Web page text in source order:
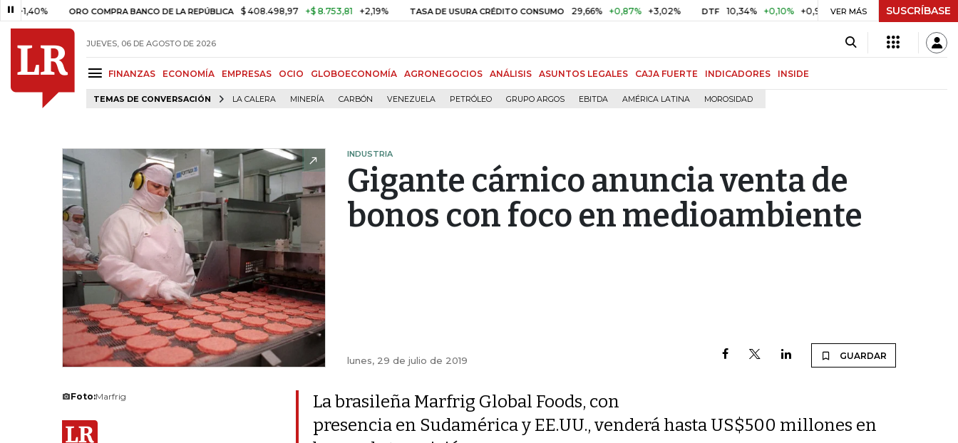
ORO COMPRA BANCO DE LA REPÚBLICA $ 408.498,97 +$ 8.753,81 +2,19% TASA DE USURA CRÉDITO CONSUMO 29,66% +0,87% +3,02% DTF 10,34% +0,10% +0,98% UVR $ 416,91 +$ 0,05 +0,01%
VER MÁS SUSCRÍBASE
JUEVES, 06 DE AGOSTO DE 2026
FINANZAS ECONOMÍA EMPRESAS OCIO GLOBOECONOMÍA AGRONEGOCIOS ANÁLISIS ASUNTOS LEGALES CAJA FUERTE INDICADORES INSIDE
TEMAS DE CONVERSACIÓN LA CALERA MINERÍA CARBÓN VENEZUELA PETRÓLEO GRUPO ARGOS EBITDA AMÉRICA LATINA MOROSIDAD
INDUSTRIA
Gigante cárnico anuncia venta de
bonos con foco en medioambiente
lunes, 29 de julio de 2019 GUARDAR
Foto:Marfrig
La brasileña Marfrig Global Foods, con
presencia en Sudamérica y EE.UU., venderá hasta US$500 millones en